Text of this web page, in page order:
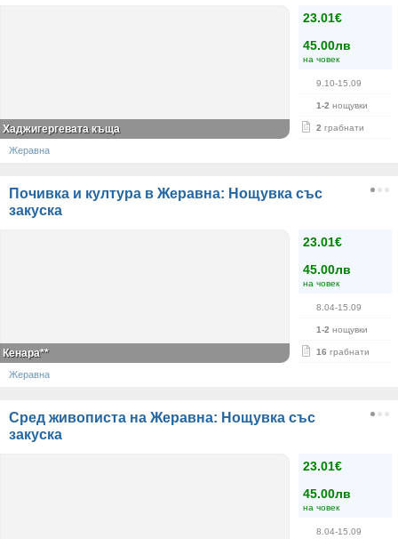
23.01€
45.00лв
на човек
9.10-15.09
1-2 нощувки
2 грабнати
Хаджигергевата къща
Жеравна
Почивка и култура в Жеравна: Нощувка със
закуска
23.01€
45.00лв
на човек
8.04-15.09
1-2 нощувки
16 грабнати
Кенара**
Жеравна
Сред живописта на Жеравна: Нощувка със
закуска
23.01€
45.00лв
на човек
8.04-15.09